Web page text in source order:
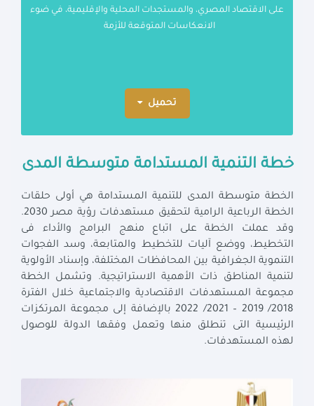
على الاقتصاد المصري، والمستجدات المحلية والإقليمية، في ضوء
الانعكاسات المتوقعة للأزمة
تحميل
خطة التنمية المستدامة متوسطة المدى
الخطة متوسطة المدى للتنمية المستدامة هي أولى حلقات
الخطة الرباعية الرامية لتحقيق مستهدفات رؤية مصر 2030.
وقد عملت الخطة على اتباع منهج البرامج والأداء فى
التخطيط، ووضع آليات للتخطيط والمتابعة، وسد الفجوات
التنموية الجغرافية بين المحافظات المختلفة، وإسناد الأولوية
لتنمية المناطق ذات الأهمية الاستراتيجية. وتشمل الخطة
مجموعة المستهدفات الاقتصادية والاجتماعية خلال الفترة
2018/ 2019 – 2021/ 2022 بالإضافة إلى مجموعة المرتكزات
الرئيسية التى تنطلق منها وتعمل وفقها الدولة للوصول
لهذه المستهدفات.